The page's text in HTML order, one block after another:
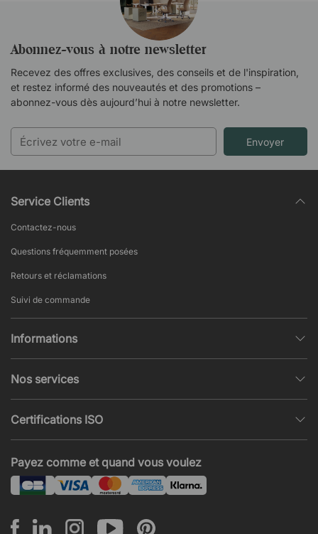
Abonnez-vous à notre newsletter
Recevez des offres exclusives, des conseils et de l'inspiration,
et restez informé des nouveautés et des promotions –
abonnez-vous dès aujourd’hui à notre newsletter.
Envoyer
Service Clients
Contactez-nous
Questions fréquemment posées
Retours et réclamations
Suivi de commande
Informations
Pages populaires
Actualités et articles
Nos services
Montage
Payez comme et quand vous voulez
Certifications ISO
ISO 14001
ISO 45001